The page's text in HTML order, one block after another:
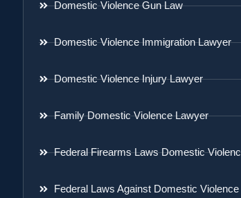
Domestic Violence Gun Law
Domestic Violence Immigration Lawyer
Domestic Violence Injury Lawyer
Family Domestic Violence Lawyer
Federal Firearms Laws Domestic
Federal Laws Against Domestic Violence